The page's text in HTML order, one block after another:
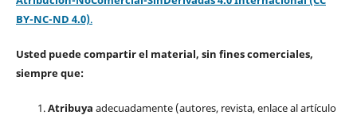
BY-NC-ND 4.0).
Usted puede compartir el material, sin fines comerciales,
siempre que:
Atribuya adecuadamente (autores, revista, enlace al artículo